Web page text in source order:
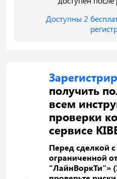
Доступны 2
получить
всем
проверки
сервисе
Перед сделкой
ограниченной
"ЛайнВоркТи"»